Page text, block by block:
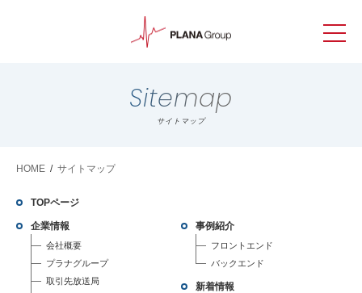
Sitemap
サイトマップ
HOME / サイトマップ
TOPページ
企業情報
会社概要
プラナグループ
取引先放送局
事例紹介
フロントエンド
バックエンド
新着情報